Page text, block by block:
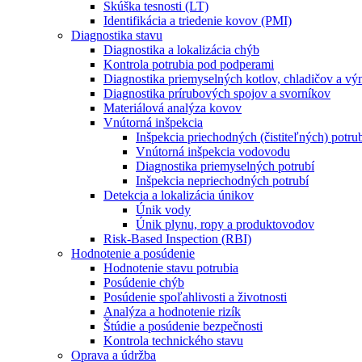
Skúška tesnosti (LT)
Identifikácia a triedenie kovov (PMI)
Diagnostika stavu
Diagnostika a lokalizácia chýb
Kontrola potrubia pod podperami
Diagnostika priemyselných kotlov, chladičov a
Diagnostika prírubových spojov a svorníkov
Materiálová analýza kovov
Vnútorná inšpekcia
Inšpekcia priechodných (čistiteľných)
Vnútorná inšpekcia vodovodu
Diagnostika priemyselných potrubí
Inšpekcia nepriechodných potrubí
Detekcia a lokalizácia únikov
Únik vody
Únik plynu, ropy a produktovodov
Risk-Based Inspection (RBI)
Hodnotenie a posúdenie
Hodnotenie stavu potrubia
Posúdenie chýb
Posúdenie spoľahlivosti a životnosti
Analýza a hodnotenie rizík
Štúdie a posúdenie bezpečnosti
Kontrola technického stavu
Oprava a údržba